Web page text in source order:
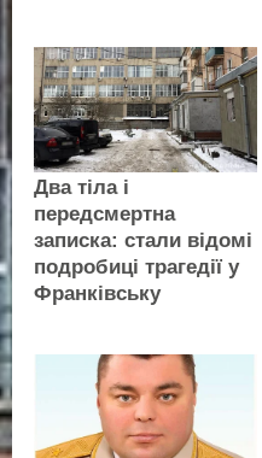
Два тіла і
передсмертна
записка: стали відомі
подробиці трагедії у
Франківську